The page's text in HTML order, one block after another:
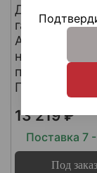
ДТКП
АК12 G3 (с
несъемным
Пафган /
13 219 ₽
Поставка 7
Под заказ